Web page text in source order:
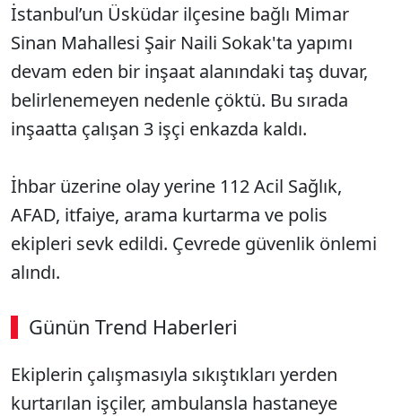
İstanbul’un Üsküdar ilçesine bağlı Mimar
Sinan Mahallesi Şair Naili Sokak'ta yapımı
devam eden bir inşaat alanındaki taş duvar,
belirlenemeyen nedenle çöktü. Bu sırada
inşaatta çalışan 3 işçi enkazda kaldı.
İhbar üzerine olay yerine 112 Acil Sağlık,
AFAD, itfaiye, arama kurtarma ve polis
ekipleri sevk edildi. Çevrede güvenlik önlemi
alındı.
Günün Trend Haberleri
Ekiplerin çalışmasıyla sıkıştıkları yerden
kurtarılan işçiler, ambulansla hastaneye